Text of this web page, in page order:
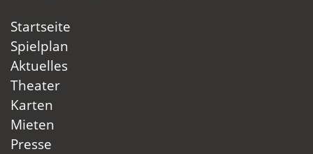
Startseite
Spielplan
Aktuelles
Theater
Karten
Mieten
Presse